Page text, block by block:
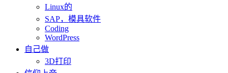
Linux的
SAP，模具软件
Coding
WordPress
自己做
3D打印